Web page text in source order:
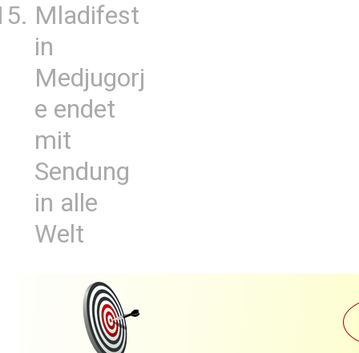
Mladifest
in
Medjugorj
e endet
mit
Sendung
in alle
Welt